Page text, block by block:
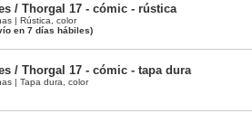
/ Thorgal 17 - cómic - rústica
| Rústica, color
en 7 días hábiles)
/ Thorgal 17 - cómic - tapa dura
| Tapa dura, color